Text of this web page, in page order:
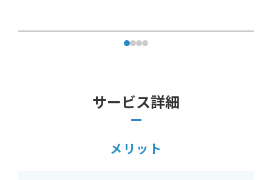
サービス詳細
メリット